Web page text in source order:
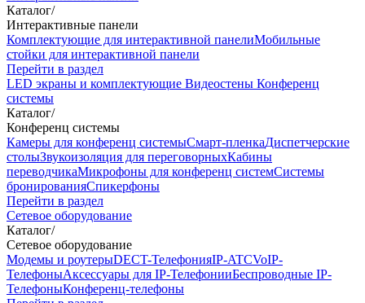
Каталог/
Интерактивные панели
Комплектующие для интерактивной панелиМобильные
стойки для интерактивной панели
Перейти в раздел
LED экраны и комплектующие Видеостены Конференц
системы
Каталог/
Конференц системы
Камеры для конференц системыCмарт-пленкаДиспетчерские
столыЗвукоизоляция для переговорныхКабины
переводчикаМикрофоны для конференц системСистемы
бронированияСпикерфоны
Перейти в раздел
Сетевое оборудование
Каталог/
Сетевое оборудование
Модемы и роутерыDECT-ТелефонияIP-ATCVoIP-
ТелефоныАксессуары для IP-ТелефонииБеспроводные IP-
ТелефоныКонференц-телефоны